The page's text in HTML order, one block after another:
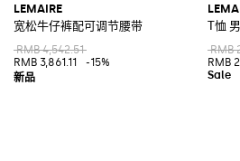
LEMAIRE
宽松牛仔裤配可调节腰带
RMB 4,542.51
RMB 3,861.11
-15%
T恤
RMB
RMB